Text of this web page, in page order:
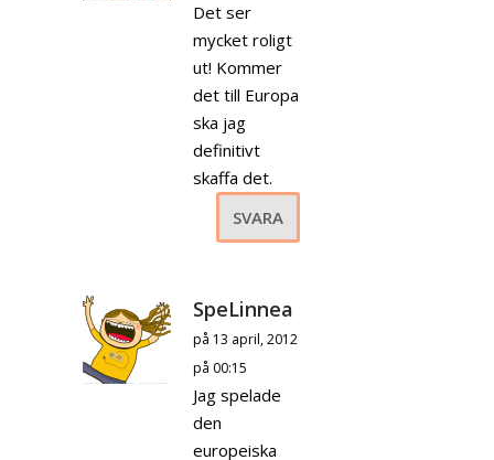
Det ser
mycket roligt
ut! Kommer
det till Europa
ska jag
definitivt
skaffa det.
SVARA
SpeLinnea
på 13 april, 2012
på 00:15
Jag spelade
den
europeiska